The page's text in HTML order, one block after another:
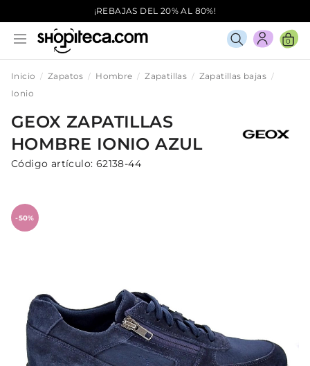
¡REBAJAS DEL 20% AL 80%!
0
Inicio Zapatos Hombre Zapatillas
Zapatillas bajas
Ionio
GEOX ZAPATILLAS
HOMBRE IONIOAZUL
Código artículo: 62138-44
-50%